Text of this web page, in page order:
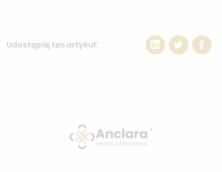
Udostępnij ten artykuł: